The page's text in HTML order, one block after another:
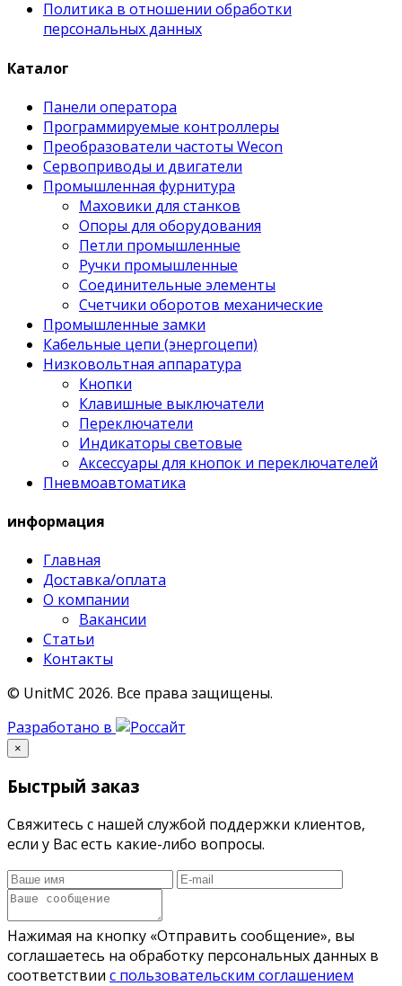
Политика в отношении обработки
персональных данных
Каталог
Панели оператора
Программируемые контроллеры
Преобразователи частоты Wecon
Сервоприводы и двигатели
Промышленная фурнитура
Маховики для станков
Опоры для оборудования
Петли промышленные
Ручки промышленные
Соединительные элементы
Счетчики оборотов механические
Промышленные замки
Кабельные цепи (энергоцепи)
Низковольтная аппаратура
Кнопки
Клавишные выключатели
Переключатели
Индикаторы световые
Аксессуары для кнопок и переключателей
Пневмоавтоматика
информация
Главная
Доставка/оплата
О компании
Вакансии
Статьи
Контакты
© UnitMC 2026. Все права защищены.
Разработано в
×
Быстрый заказ
Свяжитесь с нашей службой поддержки клиентов,
если у Вас есть какие-либо вопросы.
Нажимая на кнопку «Отправить сообщение», вы
соглашаетесь на обработку персональных данных в
соответствии с пользовательским соглашением